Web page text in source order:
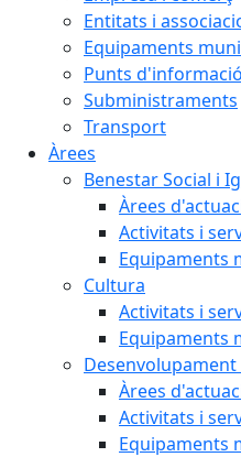
Entitats i
Equipaments
Punts
Subministraments
Transport
Àrees
Benestar Social i
Àrees
Activitats i
Equipaments
Cultura
Activitats i
Equipaments
Àrees
Activitats i
Equipaments